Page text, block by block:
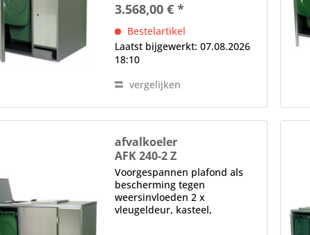
verwisselbaar zonder
gereedschap elektronische
controle (achter het
diafragma)...
3.568,00 € *
Bestelartikel
Laatst bijgewerkt: 07.08.2026
18:10
vergelijken
afvalkoeler
AFK 240-2 Z
Voorgespannen plafond als
bescherming tegen
weersinvloeden 2 x
vleugeldeur, kasteel,